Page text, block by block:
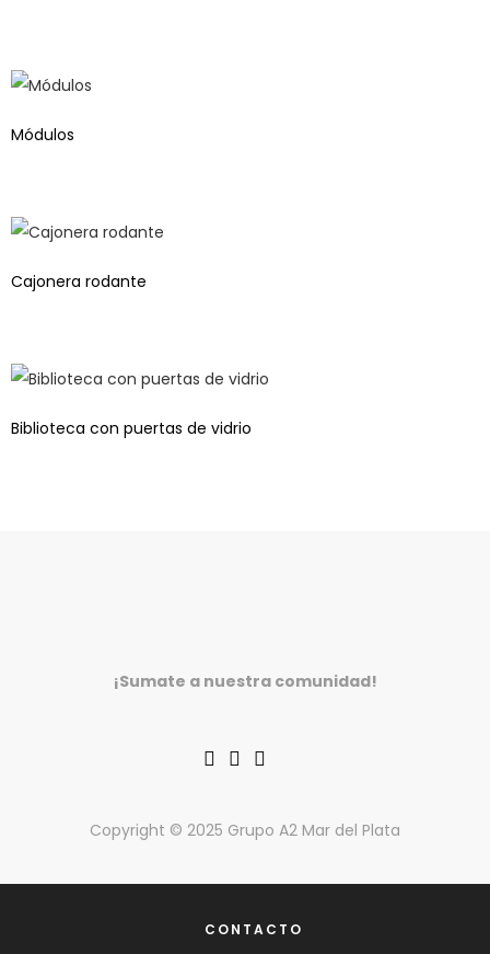
Módulos
Cajonera rodante
Biblioteca con puertas de vidrio
¡Sumate a nuestra comunidad!
Copyright © 2025 Grupo A2 Mar del Plata
CONTACTO